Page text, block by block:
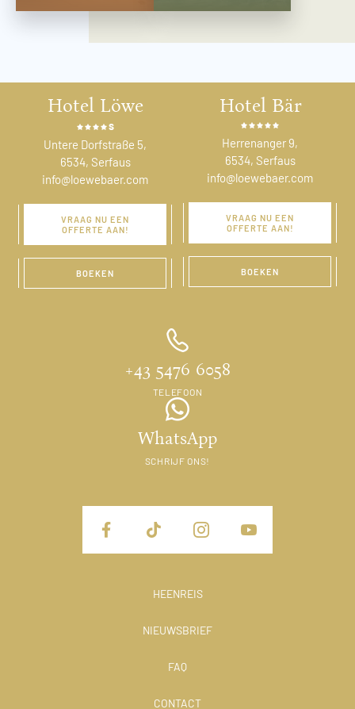
Hotel Löwe
s
Untere Dorfstraße 5,
6534, Serfaus
info@loewebaer.com
VRAAG NU EEN
OFFERTE AAN!
BOEKEN
+43 5476 6058
TELEFOON
WhatsApp
SCHRIJF ONS!
Hotel Bär
Herrenanger 9,
6534, Serfaus
info@loewebaer.com
VRAAG NU EEN
OFFERTE AAN!
BOEKEN
HEENREIS
NIEUWSBRIEF
FAQ
CONTACT